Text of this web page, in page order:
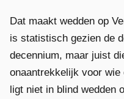
Dat maakt wedden op
is statistisch gezien de
decennium, maar juist
onaantrekkelijk voor wie
ligt niet in blind wedden